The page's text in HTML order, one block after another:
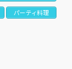
パーティ料理